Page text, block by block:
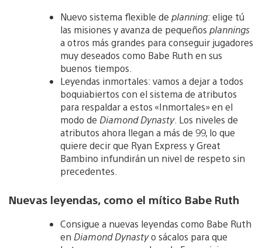
Nuevo sistema flexible de planning: elige tú
las misiones y avanza de pequeños plannings
a otros más grandes para conseguir jugadores
muy deseados como Babe Ruth en sus
buenos tiempos.
Leyendas inmortales: vamos a dejar a todos
boquiabiertos con el sistema de atributos
para respaldar a estos «Inmortales» en el
modo de Diamond Dynasty. Los niveles de
atributos ahora llegan a más de 99, lo que
quiere decir que Ryan Express y Great
Bambino infundirán un nivel de respeto sin
precedentes.
Nuevas leyendas, como el mítico Babe Ruth
Consigue a nuevas leyendas como Babe Ruth
en Diamond Dynastyo sácalos para que